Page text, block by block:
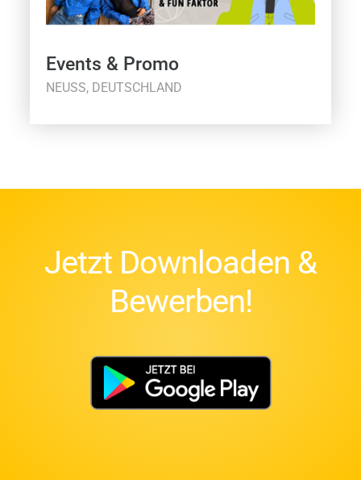
Events & Promo
NEUSS, DEUTSCHLAND
Jetzt Downloaden &
Bewerben!